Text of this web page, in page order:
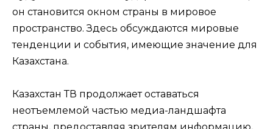
он становится окном страны в мировое
пространство. Здесь обсуждаются мировые
тенденции и события, имеющие значение для
Казахстана.
Казахстан ТВ продолжает оставаться
неотъемлемой частью медиа-ландшафта